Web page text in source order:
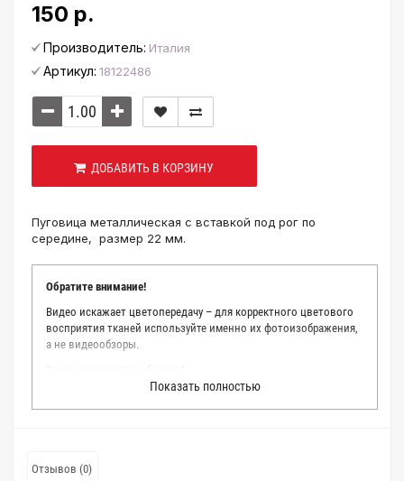
150 р.
Производитель: Италия
Артикул: 18122486
ДОБАВИТЬ В КОРЗИНУ
Пуговица металлическая с вставкой под рог по
середине, размер 22 мм.
Обратите внимание!
Видео искажает цветопередачу – для корректного цветового
восприятия тканей используйте именно их фотоизображения,
а не видеообзоры.
Мы делаем все возможное, чтобы точно описать цвет каждой
ткани из нашего каталога. Мы осматриваем и фотографируем
точное соответствие цветов из-за одного простого факта:
Показать полностью
Отзывов (0)